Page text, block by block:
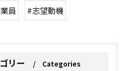
員 #志望動機
リー Categories